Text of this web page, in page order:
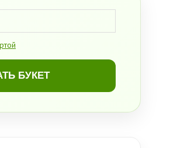
БУКЕТ